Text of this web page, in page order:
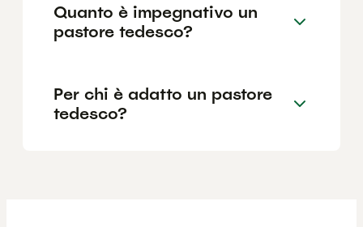
Quanto è impegnativo un
pastore tedesco?
Per chi è adatto un pastore
tedesco?